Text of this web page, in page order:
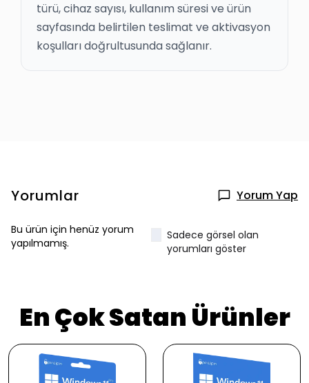
türü, cihaz sayısı, kullanım süresi ve ürün
sayfasında belirtilen teslimat ve aktivasyon
koşulları doğrultusunda sağlanır.
Yorumlar Yorum Yap
Bu ürün için henüz yorum
yapılmamış.
Sadece görsel olan
yorumları göster
En Çok Satan Ürünler